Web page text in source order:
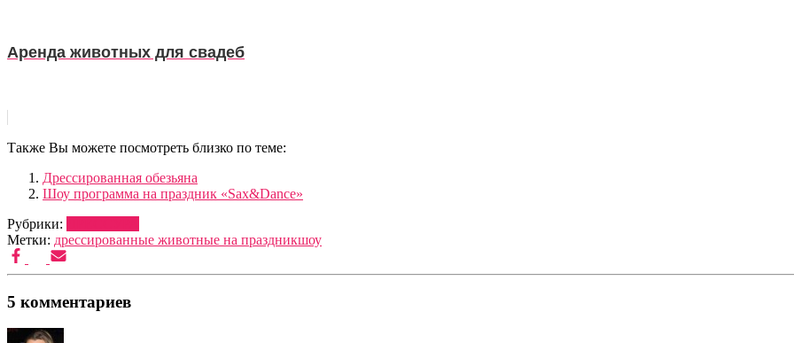
Аренда животных для свадеб
Также Вы можете посмотреть близко по теме:
Дрессированная обезьяна
Шоу программа на праздник «Sax&Dance»
Рубрики:
Метки: дрессированные животные на праздникшоу
5 комментариев